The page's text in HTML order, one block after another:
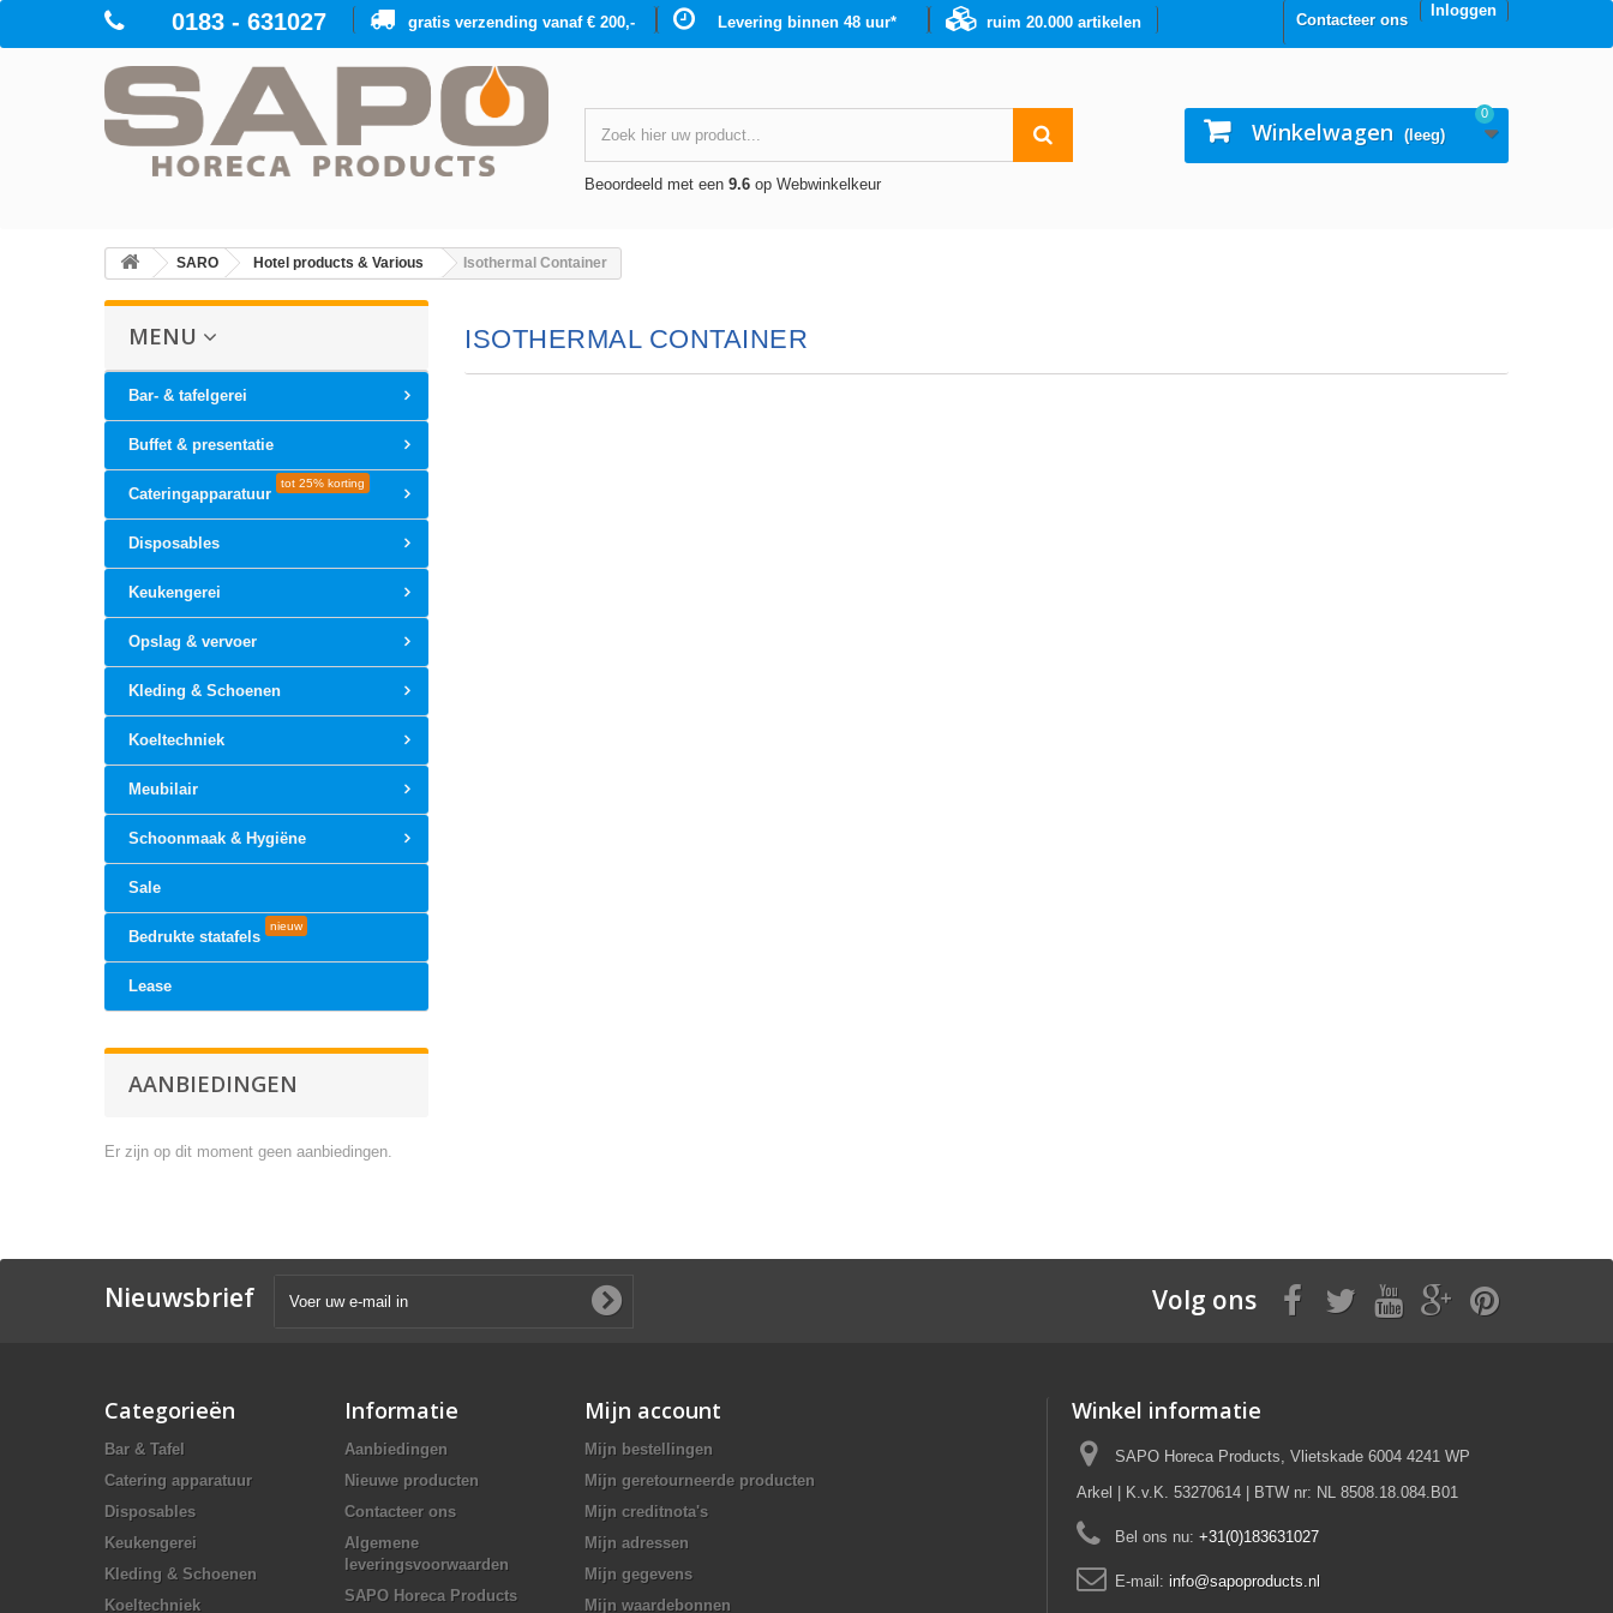
Inloggen
Contacteer ons
0183 - 631027 ruim 20.000 artikelen
Levering binnen 48 uur*
gratis verzending vanaf € 200,-
Beoordeeld met een 9.6op Webwinkelkeur
Winkelwagen (leeg)
0
SARO Hotel products & Various Isothermal Container
MENU
Bar- & tafelgerei
Buffet & presentatie
Cateringapparatuur
tot 25% korting
Disposables
Keukengerei
Opslag & vervoer
Kleding & Schoenen
Koeltechniek
Meubilair
Schoonmaak & Hygiëne
Sale
Bedrukte statafels
nieuw
Lease
AANBIEDINGEN
Er zijn op dit moment geen aanbiedingen.
ISOTHERMAL CONTAINER
Nieuwsbrief Volg ons
Categorieën
Bar & Tafel
Catering apparatuur
Disposables
Keukengerei
Kleding & Schoenen
Koeltechniek
Informatie
Aanbiedingen
Nieuwe producten
Contacteer ons
Algemene
leveringsvoorwaarden
SAPO Horeca Products
Mijn account
Mijn bestellingen
Mijn geretourneerde producten
Mijn creditnota's
Mijn adressen
Mijn gegevens
Mijn waardebonnen
Winkel informatie
SAPO Horeca Products, Vlietskade 6004 4241 WP
Arkel | K.v.K. 53270614 | BTW nr: NL 8508.18.084.B01
Bel ons nu: +31(0)183631027
E-mail: info@sapoproducts.nl